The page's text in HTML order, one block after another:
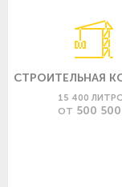
СТРОИТЕЛЬНАЯ
15 400
ОТ 500